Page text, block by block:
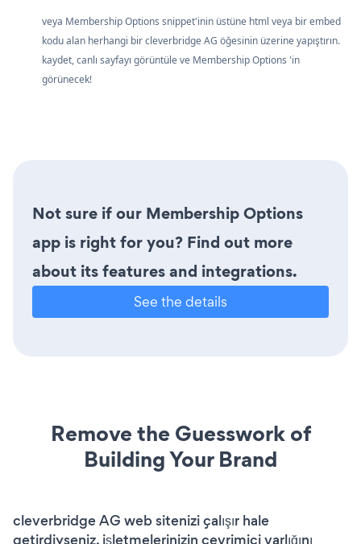
veya Membership Options snippet'inin üstüne html veya bir embed
kodu alan herhangi bir cleverbridge AG öğesinin üzerine yapıştırın.
kaydet, canlı sayfayı görüntüle ve Membership Options 'in
görünecek!
Not sure if our Membership Options
app is right for you? Find out more
about its features and integrations.
See the details
Remove the Guesswork of
Building Your Brand
cleverbridge AG web sitenizi çalışır hale
getirdiyseniz, işletmelerinizin çevrimiçi varlığını